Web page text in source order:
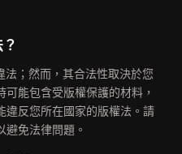
；然而，其合法性取決於您
能包含受版權保護的材料，
違反您所在國家的版權法。請
免法律問題。